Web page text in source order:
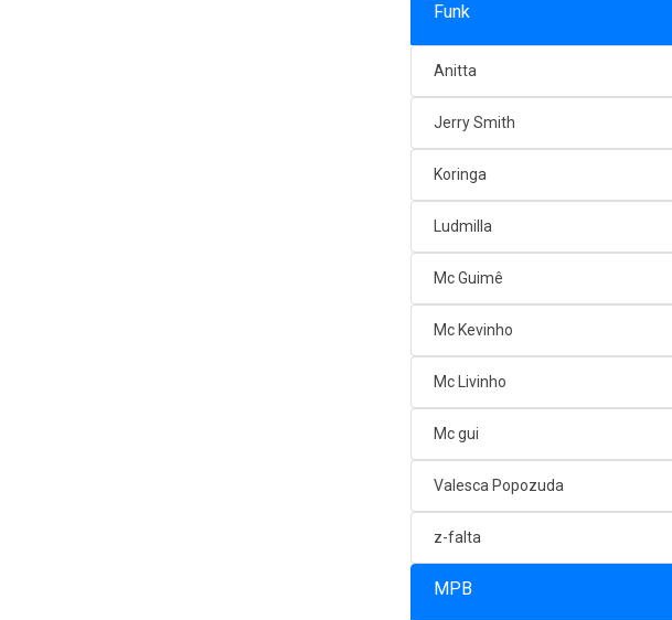
Funk
Anitta
Jerry Smith
Koringa
Ludmilla
Mc Guimê
Mc Kevinho
Mc Livinho
Mc gui
Valesca Popozuda
z-falta
MPB